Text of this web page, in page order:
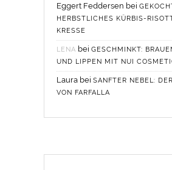
Eggert Feddersen bei
HERBSTLICHES KÜRBIS-
KRESSE
LENA bei GESCHMINKT:
UND LIPPEN MIT NUI
Laurabei SANFTER NEBEL:
VON FARFALLA